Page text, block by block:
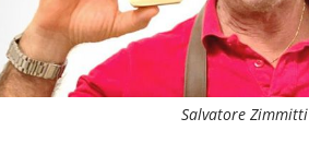
Salvatore Zimmitti